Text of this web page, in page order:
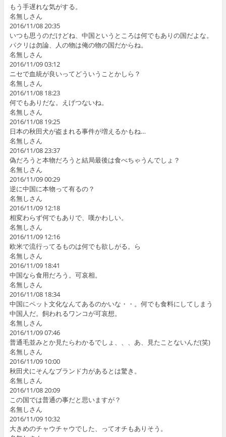
もう手遅れな気がする。
名無しさん
2016/11/08 20:35
いつも思うのだけどね、中国というところは何でもありの国だよな。
パクリは勿論、人の物は俺の物の国だからね。
名無しさん
2016/11/09 03:12
ニセで血統が良いってどういうことかしら？
名無しさん
2016/11/08 18:23
何でもありだな。えげつないね。
名無しさん
2016/11/08 19:25
日本の秋田犬が盗まれる事件が増えるかもね…
名無しさん
2016/11/08 23:37
偽だろうと本物だろうと結局最後は食べちゃうんでしょ？
名無しさん
2016/11/09 00:29
逆に中国に本物って有るの？
名無しさん
2016/11/09 12:18
相変わらず何でもありで、嘆かわしい。
名無しさん
2016/11/09 12:16
欧米で流行ってるものは何でも欲しがる。ら
名無しさん
2016/11/09 18:41
中国なら食用だろう。可哀相。
名無しさん
2016/11/08 18:34
中国にペット文化なんてあるのかいな・・。何でも食料にしてしまう
中国人だ。飼われるワンコが可哀想。
名無しさん
2016/11/09 07:46
普通毛並みとか見たらわかるでしょ、、、あ、見たことないんだ(笑)
名無しさん
2016/11/09 10:00
秋田犬にそんなブランド力があるとは驚き。
名無しさん
2016/11/08 20:09
この国では普通の事だと思いますが？
名無しさん
2016/11/09 10:32
大きめのチャウチャウでした、ってオチもありそう。